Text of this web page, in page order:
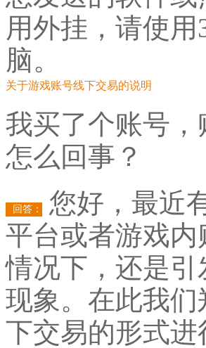
用外挂，请使
脑。
关于游戏账号线下交易的说明
我买了个账号
怎么回事？
回答：
您好，最近
平台或者游戏
情况下，还是
现象。在此我
下交易的形式